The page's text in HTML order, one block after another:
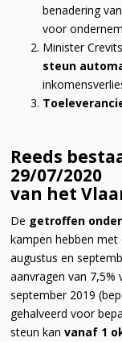
benadering
voor
Minister
steun
Reeds
29/07/2020
van het
De getroffen
kampen hebben
augustus en
aanvragen van
september 2019
gehalveerd voor
steun kanvanaf 1